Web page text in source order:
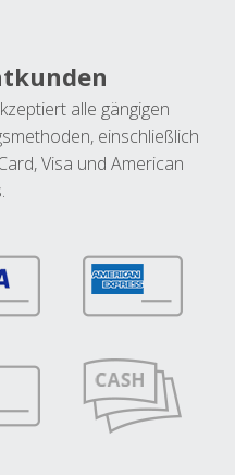
alle gängigen
einschließlich
Visa und American